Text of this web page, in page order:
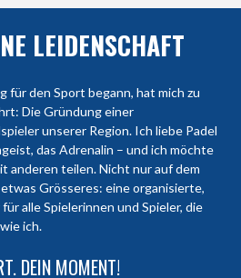
LEIDENSCHAFT
für den Sport begann, hat mich zu
Die Gründung einer
unserer Region. Ich liebe Padel
das Adrenalin – und ich möchte
anderen teilen. Nicht nur auf dem
Grösseres: eine organisierte,
alle Spielerinnen und Spieler, die
ich.
DEIN MOMENT!